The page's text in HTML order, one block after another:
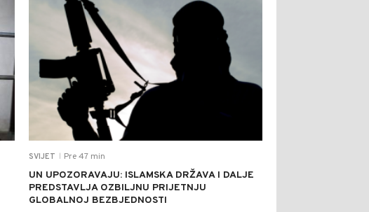
SVIJET Pre 47 min
UN UPOZORAVAJU: ISLAMSKA DRŽAVA I DALJE
PREDSTAVLJA OZBILJNU PRIJETNJU
GLOBALNOJ BEZBJEDNOSTI